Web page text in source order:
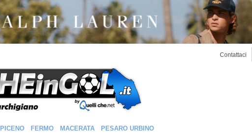
Contattaci
FERMO MACERATA PESARO URBINO